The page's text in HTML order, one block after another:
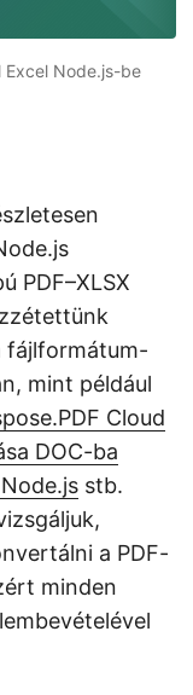
Excel Node.js-be
PDF–XLSX
fájlformátum-
mint például
Cloud
DOC-ba
stb.
a PDF-
minden